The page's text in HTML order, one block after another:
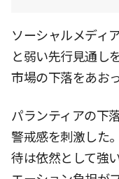
ソーシャルメディ
と弱い先行見通し
市場の下落をあおっ
パランティアの下
警戒感を刺激した
待は依然として強